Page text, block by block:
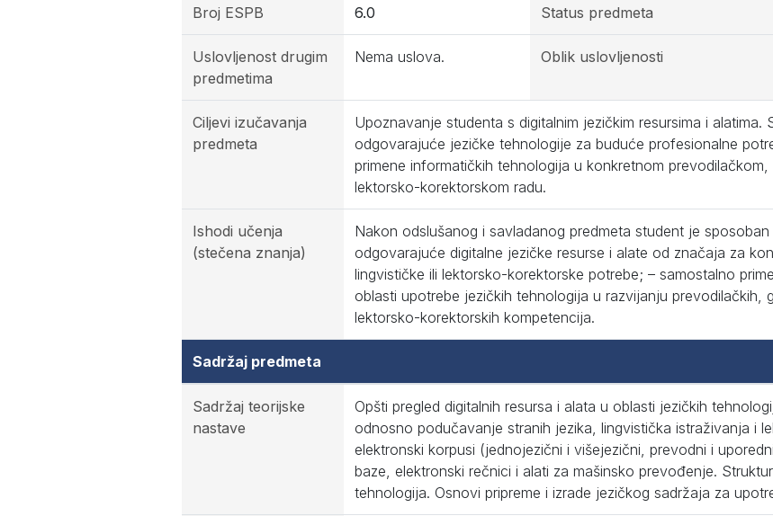
Broj ESPB 6.0 Status predmeta
Uslovljenost drugim
predmetima
Nema uslova. Oblik uslovljenosti
Ciljevi izučavanja
predmeta
Upoznavanje studenta s digitalnim jezičkim resursima i
odgovarajuće jezičke tehnologije za buduće profesionalne
primene informatičkih tehnologija u konkretnom
lektorsko-korektorskom radu.
Ishodi učenja
(stečena znanja)
Nakon odslušanog i savladanog predmeta student je
odgovarajuće digitalne jezičke resurse i alate od značaja za
lingvističke ili lektorsko-korektorske potrebe; – samostalno
oblasti upotrebe jezičkih tehnologija u razvijanju prevodilačkih,
lektorsko-korektorskih kompetencija.
Sadržaj predmeta
Sadržaj teorijske
nastave
Opšti pregled digitalnih resursa i alata u oblasti jezičkih
odnosno podučavanje stranih jezika, lingvistička istraživanja i
elektronski korpusi (jednojezični i višejezični, prevodni i
baze, elektronski rečnici i alati za mašinsko prevođenje.
tehnologija. Osnovi pripreme i izrade jezičkog sadržaja za